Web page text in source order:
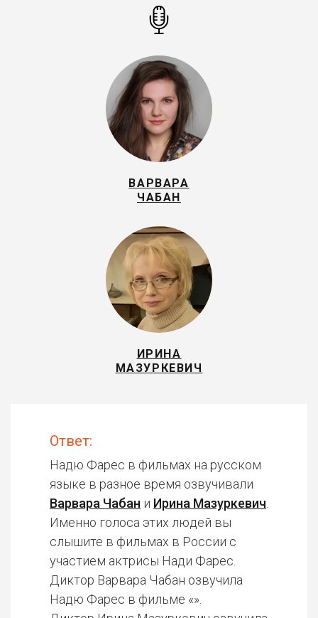
ВАРВАРА
ЧАБАН
ИРИНА
МАЗУРКЕВИЧ
Ответ:
Надю Фарес в фильмах на русском
языке в разное время озвучивали
Варвара Чабан и Ирина Мазуркевич
Именно голоса этих людей вы
слышите в фильмах в России с
участием актрисы Нади Фарес.
Диктор Варвара Чабан озвучила
Надю Фарес в фильме «».